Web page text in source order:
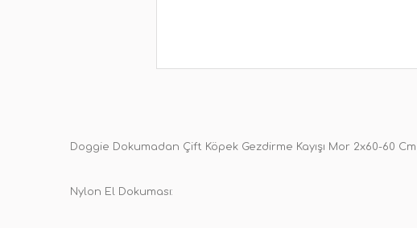
Doggie Dokumadan Çift Köpek Gezdirme Kayışı Mor 2x60-60 Cm
Nylon El Dokuması: